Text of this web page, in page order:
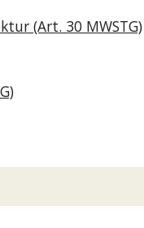
(Art. 30 MWSTG)